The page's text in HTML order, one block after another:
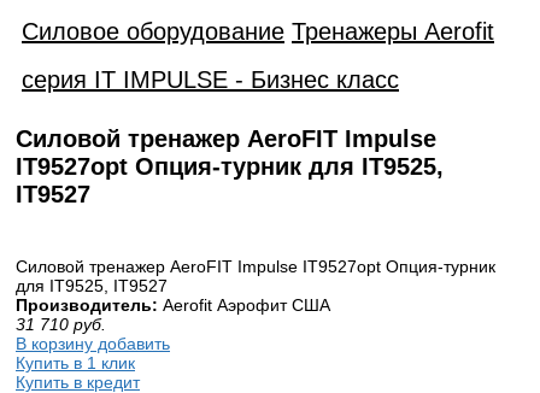
Силовое оборудование Тренажеры Aerofit
серия IT IMPULSE - Бизнес класс
Силовой тренажер AeroFIT Impulse
IT9527opt Опция-турник для IT9525,
IT9527
Силовой тренажер AeroFIT Impulse IT9527opt Опция-турник
для IT9525, IT9527
Производитель: Aerofit Аэрофит США
31 710 руб.
В корзину добавить
Купить в 1 клик
Купить в кредит